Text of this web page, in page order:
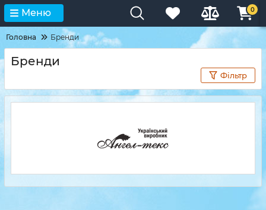
Меню 0
Головна Бренди
Бренди
Фільтр